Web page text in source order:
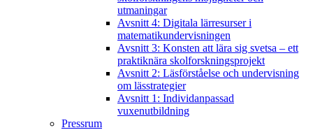
utmaningar
Avsnitt 4: Digitala lärresurser i
matematikundervisningen
Avsnitt 3: Konsten att lära sig svetsa – ett
praktiknära skolforskningsprojekt
Avsnitt 2: Läsförståelse och undervisning
om lässtrategier
Avsnitt 1: Individanpassad
vuxenutbildning
Pressrum